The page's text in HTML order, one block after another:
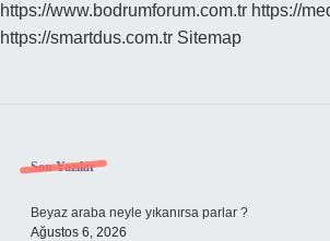
https://www.bodrumforum.com.tr https://
https://smartdus.com.tr Sitemap
Sidebar
Son Yazılar
Beyaz araba neyle yıkanırsa parlar ?
Ağustos 6, 2026